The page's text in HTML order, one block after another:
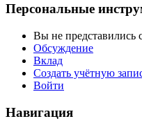
Персональные
Вы не представились
Обсуждение
Вклад
Создать учётную
Войти
Навигация